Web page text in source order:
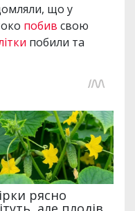
що у
побив свою
побили та